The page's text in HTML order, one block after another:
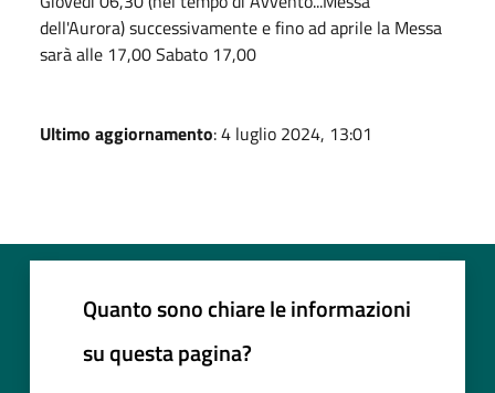
dell'Aurora) successivamente e fino ad aprile la Messa
sarà alle 17,00 Sabato 17,00
Ultimo aggiornamento: 4 luglio 2024, 13:01
Quanto sono chiare le informazioni
su questa pagina?